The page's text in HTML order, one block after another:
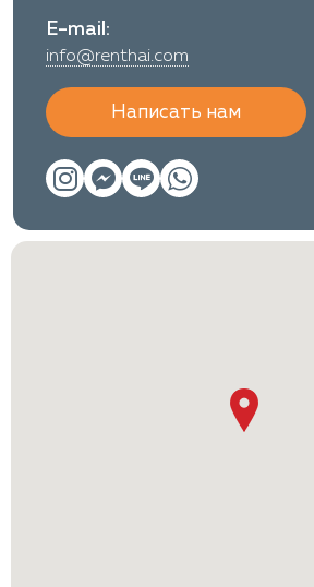
E-mail:
info@renthai.com
Написать нам